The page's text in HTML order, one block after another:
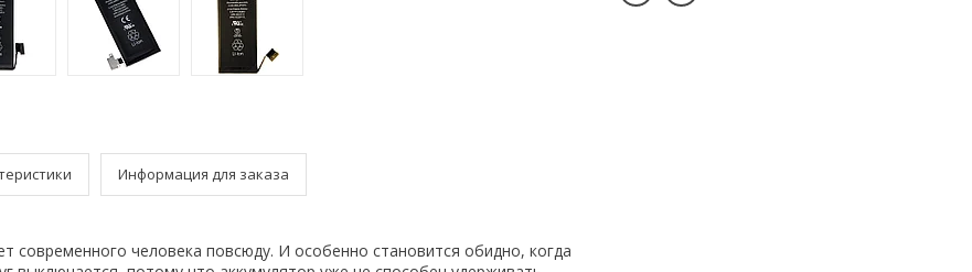
Информация для заказа
современного человека повсюду. И особенно становится обидно, когда